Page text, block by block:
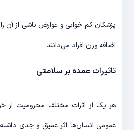
پزشکان کم خوابی و عوارض ناشی از آن
اضافه وزن افراد می‌دانند
تاثیرات عمده بر سلامتی
هر یک از اثرات مختلف محرومیت از
عمومی انسان‌ها اثر عمیق و جدی